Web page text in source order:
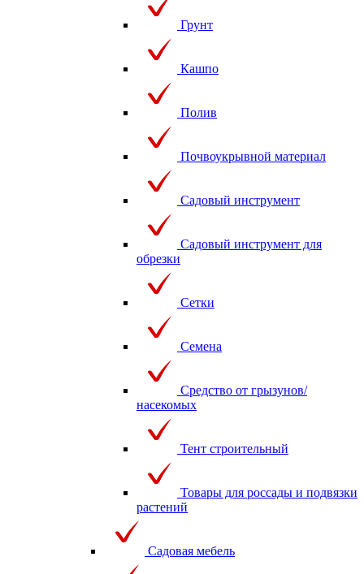
Грунт
Кашпо
Полив
Почвоукрывной материал
Садовый инструмент
Садовый инструмент для
обрезки
Сетки
Семена
Средство от грызунов/
насекомых
Тент строительный
Товары для россады и подвязки
растений
Садовая мебель